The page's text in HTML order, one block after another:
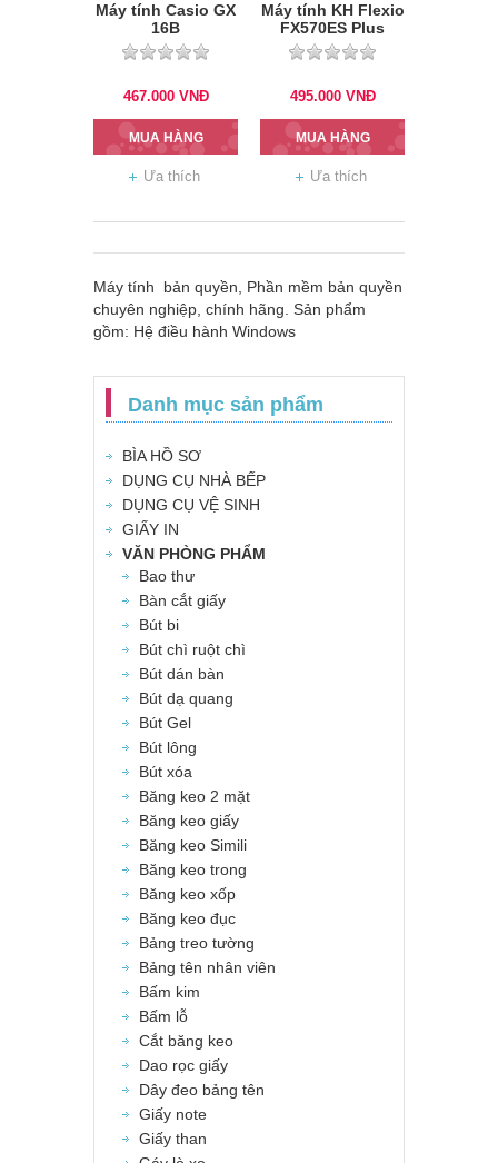
Máy tính Casio GX
16B
467.000 VNĐ
MUA HÀNG
Ưa thích
Máy tính KH Flexio
FX570ES Plus
495.000 VNĐ
MUA HÀNG
Ưa thích
Máy tính bản quyền, Phần mềm bản quyền
chuyên nghiệp, chính hãng. Sản phẩm
gồm: Hệ điều hành Windows
Danh mục sản phẩm
BÌA HỒ SƠ
DỤNG CỤ NHÀ BẾP
DỤNG CỤ VỆ SINH
GIẤY IN
VĂN PHÒNG PHẨM
Bao thư
Bàn cắt giấy
Bút bi
Bút chì ruột chì
Bút dán bàn
Bút dạ quang
Bút Gel
Bút lông
Bút xóa
Băng keo 2 mặt
Băng keo giấy
Băng keo Simili
Băng keo trong
Băng keo xốp
Băng keo đục
Bảng treo tường
Bảng tên nhân viên
Bấm kim
Bấm lỗ
Cắt băng keo
Dao rọc giấy
Dây đeo bảng tên
Giấy note
Giấy than